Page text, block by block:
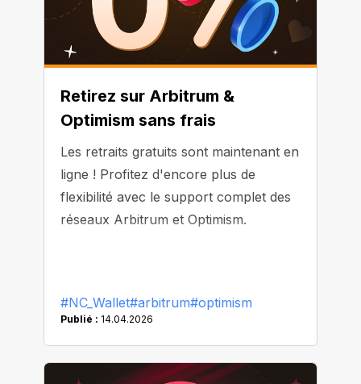
Retirez sur Arbitrum &
Optimism sans frais
Les retraits gratuits sont maintenant en
ligne ! Profitez d'encore plus de
flexibilité avec le support complet des
réseaux Arbitrum et Optimism.
#NC_Wallet#arbitrum#optimism
Publié : 14.04.2026